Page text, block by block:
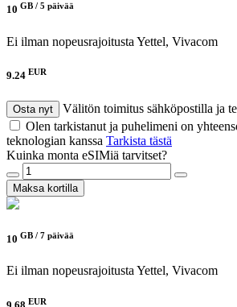
10 GB / 5 päivää
Ei ilman nopeusrajoitusta Yettel, Vivacom
9.24 EUR
Osta nyt
Välitön toimitus sähköpostilla ja
Olen tarkistanut ja puhelimeni on
teknologian kanssa Tarkista tästä
Kuinka monta eSIMiä tarvitset?
Maksa kortilla
10 GB / 7 päivää
Ei ilman nopeusrajoitustaYettel, Vivacom
EUR